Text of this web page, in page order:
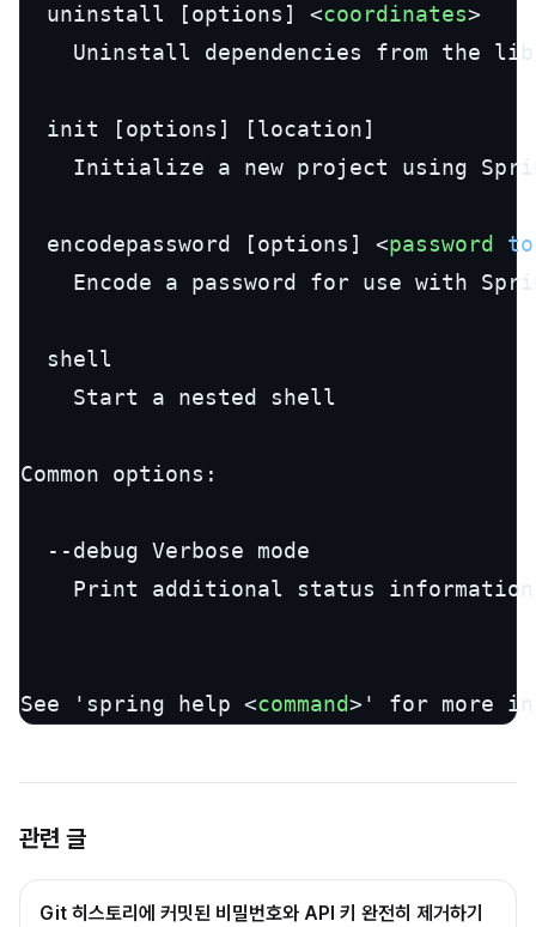
  uninstall [options]
<coordinates>
Uninstall dependencies from the
  init [options] [location]
Initialize a new project using
  encodepassword [options]
<password
to
Encode a password for use with
  shell
    Start a nested shell
Common options:
  --debug Verbose mode
Print additional status
See 'spring help <command> ' for more
관련 글
Git 히스토리에 커밋된 비밀번호와 API 키 완전히 제거하기